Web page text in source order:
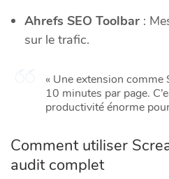
Ahrefs SEO Toolbar :
sur le trafic.
« Une extension
10 minutes par page.
productivité énorme
Comment utiliser
audit complet